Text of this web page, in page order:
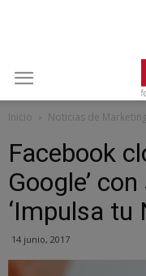
Inicio Noticias de
Facebook
Google’
‘Impulsa tu
14 junio, 2017